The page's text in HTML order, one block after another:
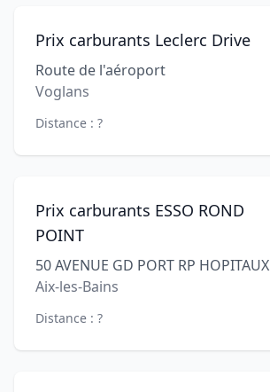
Prix carburants Leclerc Drive
Route de l'aéroport
Voglans
Distance : ?
Prix carburants ESSO ROND
POINT
50 AVENUE GD PORT RP HOPITAUX
Aix-les-Bains
Distance : ?